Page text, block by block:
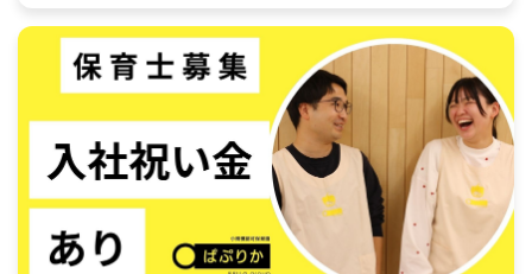
■物品管理・破棄
・寄付物品の引き取り、各拠点への運搬
・不要になった家具や備品の解体
・搬出粗大ごみの手配、処分場への車での持ち込
み
■専門・電気設備
・簡易的な電気工事 ・照明の交換
■物件内見
・写真撮影
・水回りやインフラ、駐車場棟の確認